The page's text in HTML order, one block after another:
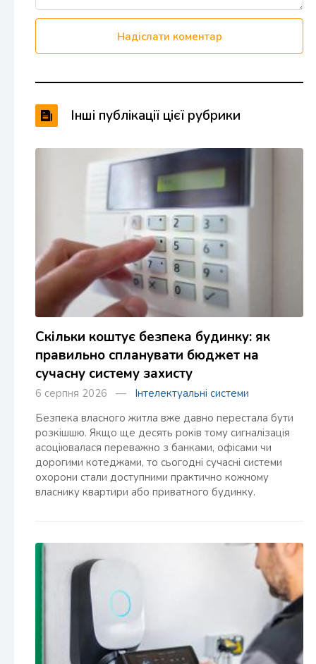
Надіслати коментар
Інші публікації цієї рубрики
Скільки коштує безпека будинку: як
правильно спланувати бюджет на
сучасну систему захисту
6 серпня 2026 — Інтелектуальні системи
Безпека власного житла вже давно перестала бути
розкішшю. Якщо ще десять років тому сигналізація
асоціювалася переважно з банками, офісами чи
дорогими котеджами, то сьогодні сучасні системи
охорони стали доступними практично кожному
власнику квартири або приватного будинку.